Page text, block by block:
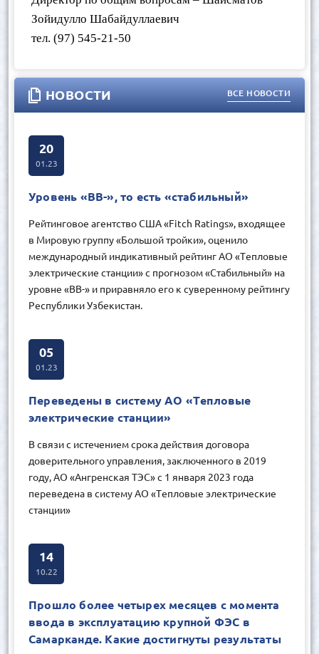
НОВОСТИ ВСЕ НОВОСТИ
20
01.23
Уровень «BB-», то есть «стабильный»
Рейтинговое агентство США «Fitch Ratings», входящее
в Мировую группу «Большой тройки», оценило
международный индикативный рейтинг АО «Тепловые
электрические станции» с прогнозом «Cтабильный» на
уровне «BB-» и приравняло его к суверенному рейтингу
Республики Узбекистан.
05
01.23
Переведены в систему АО «Тепловые
электрические станции»
В связи с истечением срока действия договора
доверительного управления, заключенного в 2019
году, АО «Ангренская ТЭС» с 1 января 2023 года
переведена в систему АО «Тепловые электрические
станции»
14
10.22
Прошло более четырех месяцев с момента
ввода в эксплуатацию крупной ФЭС в
Самарканде. Какие достигнуты результаты
Зойидулло Шабайдуллаевич
тел. (97) 545-21-50